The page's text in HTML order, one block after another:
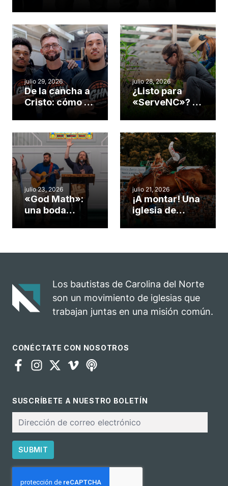
julio 29, 2026
De la cancha a
Cristo: cómo el
gimnasio de
Cary se
convirtió en un
insólito campo
misionero te
cuento
julio 28, 2026
¿Listo para
«ServeNC»? 4
obra de Dios
durante la
Semana
ServeNC
julio 23, 2026
«God Math»:
una boda
celebra el
julio 21, 2026
¡A montar! Una
iglesia de
rodeo anual en
para el
ministerio
Los bautistas de Carolina del Norte
son un movimiento de iglesias que
trabajan juntas en una misión común.
CONÉCTATE CON NOSOTROS
SUSCRÍBETE A NUESTRO BOLETÍN
electrónico
SUBMIT